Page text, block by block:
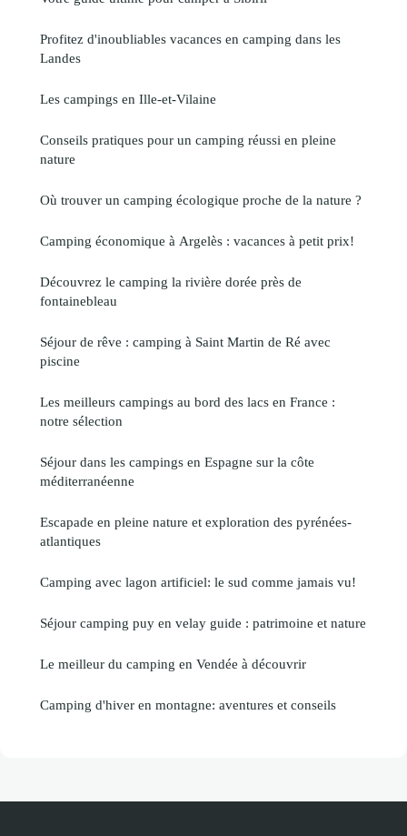
Profitez d'inoubliables vacances en camping dans les
Landes
Les campings en Ille-et-Vilaine
Conseils pratiques pour un camping réussi en pleine
nature
Où trouver un camping écologique proche de la nature ?
Camping économique à Argelès : vacances à petit prix!
Découvrez le camping la rivière dorée près de
fontainebleau
Séjour de rêve : camping à Saint Martin de Ré avec
piscine
Les meilleurs campings au bord des lacs en France :
notre sélection
Séjour dans les campings en Espagne sur la côte
méditerranéenne
Escapade en pleine nature et exploration des pyrénées-
atlantiques
Camping avec lagon artificiel: le sud comme jamais vu!
Séjour camping puy en velay guide : patrimoine et nature
Le meilleur du camping en Vendée à découvrir
Camping d'hiver en montagne: aventures et conseils